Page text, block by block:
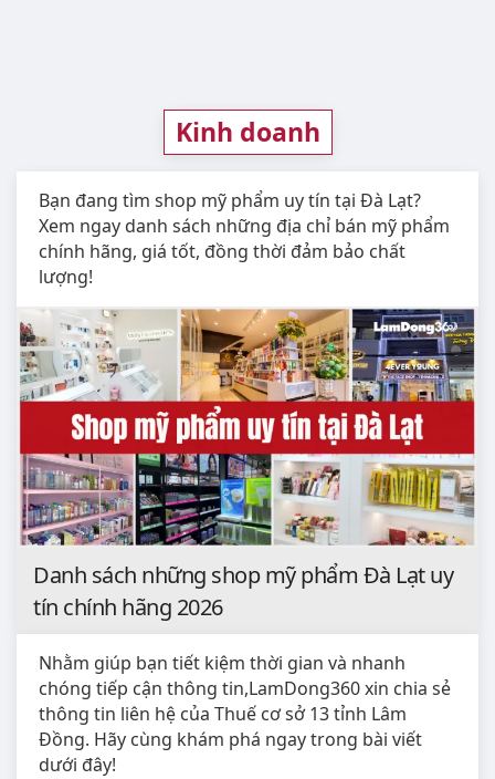
Kinh doanh
Bạn đang tìm shop mỹ phẩm uy tín tại Đà Lạt?
Xem ngay danh sách những địa chỉ bán mỹ phẩm
chính hãng, giá tốt, đồng thời đảm bảo chất
lượng!
Danh sách những shop mỹ phẩm Đà Lạt uy
tín chính hãng 2026
Nhằm giúp bạn tiết kiệm thời gian và nhanh
chóng tiếp cận thông tin,LamDong360 xin chia sẻ
thông tin liên hệ của Thuế cơ sở 13 tỉnh Lâm
Đồng. Hãy cùng khám phá ngay trong bài viết
dưới đây!